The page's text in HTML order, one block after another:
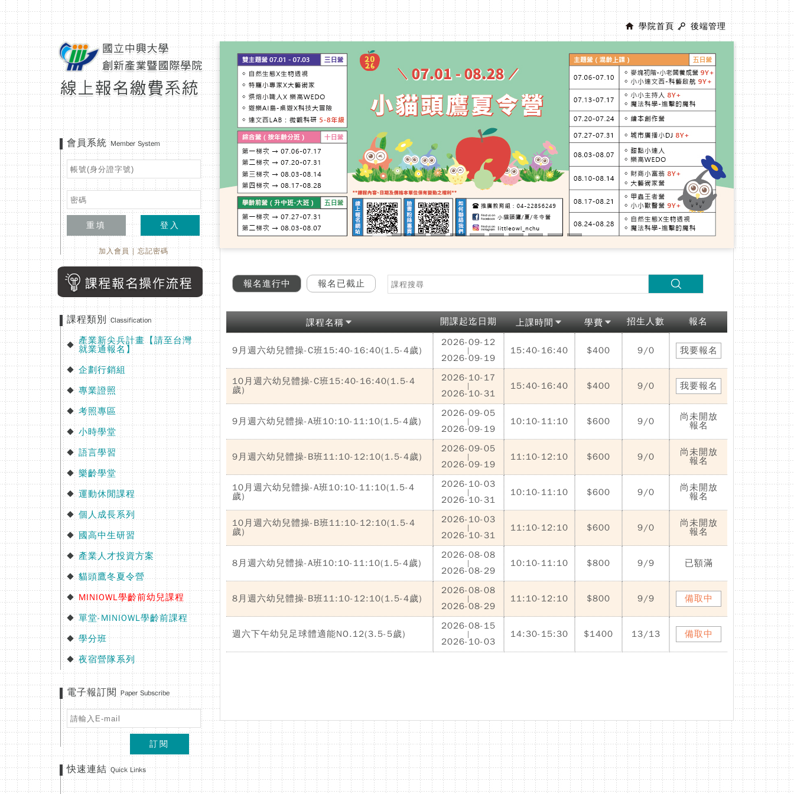
學院首頁 後端管理
會員系統Member System
重填 登入
加入會員|忘記密碼
課程類別Classification
◆ 產業新尖兵計畫【請至台灣
就業通報名】
◆ 企劃行銷組
◆ 專業證照
◆ 考照專區
◆ 小時學堂
◆ 語言學習
◆ 樂齡學堂
◆ 運動休閒課程
◆ 個人成長系列
◆ 國高中生研習
◆ 產業人才投資方案
◆ 貓頭鷹冬夏令營
◆ MINIOWL學齡前幼兒課程
◆ 單堂-MINIOWL學齡前課程
◆ 學分班
◆ 夜宿營隊系列
電子報訂閱 Paper Subscribe
訂閱
快速連結Quick Links
報名進行中 報名已截止
課程名稱 開課起迄日期 上課時間 學費 招生人數 報名
9月週六幼兒體操-C班15:40-16:40(1.5-4歲)
2026-09-12
|
2026-09-19
15:40-16:40 $400 9/0 我要報名
10月週六幼兒體操-C班15:40-16:40(1.5-4
歲)
2026-10-17
|
2026-10-31
15:40-16:40 $400 9/0 我要報名
9月週六幼兒體操-A班10:10-11:10(1.5-4歲)
2026-09-05
|
2026-09-19
10:10-11:10 $600 9/0
尚未開放
報名
9月週六幼兒體操-B班11:10-12:10(1.5-4歲)
2026-09-05
|
2026-09-19
11:10-12:10 $600 9/0
尚未開放
報名
10月週六幼兒體操-A班10:10-11:10(1.5-4
歲)
2026-10-03
|
2026-10-31
10:10-11:10 $600 9/0
尚未開放
報名
10月週六幼兒體操-B班11:10-12:10(1.5-4
歲)
2026-10-03
|
2026-10-31
11:10-12:10 $600 9/0
尚未開放
報名
8月週六幼兒體操-A班10:10-11:10(1.5-4歲)
2026-08-08
|
2026-08-29
10:10-11:10 $800 9/9 已額滿
8月週六幼兒體操-B班11:10-12:10(1.5-4歲)
2026-08-08
|
2026-08-29
11:10-12:10 $800 9/9 備取中
週六下午幼兒足球體適能NO.12(3.5-5歲)
2026-08-15
|
2026-10-03
14:30-15:30 $1400 13/13 備取中